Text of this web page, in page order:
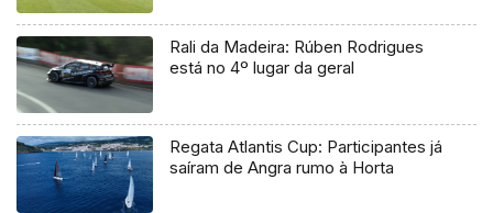
Rali da Madeira: Rúben Rodrigues
está no 4º lugar da geral
Regata Atlantis Cup: Participantes já
saíram de Angra rumo à Horta